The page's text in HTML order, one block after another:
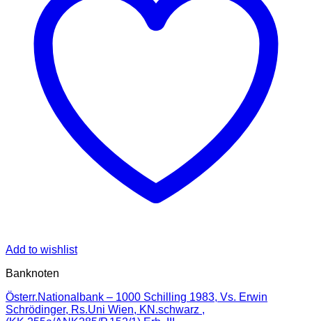
Add to wishlist
Banknoten
Österr.Nationalbank – 1000 Schilling 1983, Vs. Erwin
Schrödinger, Rs.Uni Wien, KN.schwarz ,